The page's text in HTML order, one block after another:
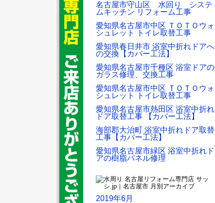
名古屋市守山区 水回り システ
ムキッチン リフォーム工事
愛知県名古屋市中区 ＴＯＴＯウォ
シュレット トイレ取替工事
愛知県春日井市 浴室中折れドアへ
の交換【カバー工法】
愛知県名古屋市千種区 浴室ドアの
ガラス修理、交換工事
愛知県名古屋市中区 ＴＯＴＯウォ
シュレット トイレ取替工事
愛知県名古屋市熱田区 浴室中折れ
ドア取替工事 【カバー工法】
海部郡大治町 浴室中折れドア取替
工事【カバー工法】
愛知県名古屋市緑区 浴室中折れド
アの樹脂パネル修理
2019年6月